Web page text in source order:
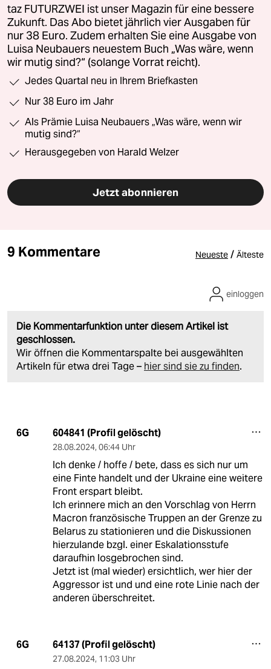
taz FUTURZWEI ist unser Magazin für eine bessere
Zukunft. Das Abo bietet jährlich vier Ausgaben für
nur 38 Euro. Zudem erhalten Sie eine Ausgabe von
Luisa Neubauers neuestem Buch „Was wäre, wenn
wir mutig sind?“ (solange Vorrat reicht).
Jedes Quartal neu in Ihrem Briefkasten
Nur 38 Euro im Jahr
Als Prämie Luisa Neubauers „Was wäre, wenn wir
mutig sind?“
Herausgegeben von Harald Welzer
Jetzt abonnieren
9 Kommentare Neueste / Älteste
Die Kommentarfunktion unter diesem Artikel ist
geschlossen.
Wir öffnen die Kommentarspalte bei ausgewählten
Artikeln für etwa drei Tage – hier sind sie zu finden.
einloggen
6G 604841 (Profil gelöscht)
28.08.2024, 06:44 Uhr
Ich denke / hoffe / bete, dass es sich nur um
eine Finte handelt und der Ukraine eine weitere
Front erspart bleibt.
Ich erinnere mich an den Vorschlag von Herrn
Macron französische Truppen an der Grenze zu
Belarus zu stationieren und die Diskussionen
hierzulande bzgl. einer Eskalationsstufe
daraufhin losgebrochen sind.
Jetzt ist (mal wieder) ersichtlich, wer hier der
Aggressor ist und und eine rote Linie nach der
anderen überschreitet.
6G 64137 (Profil gelöscht)
27.08.2024, 11:03 Uhr